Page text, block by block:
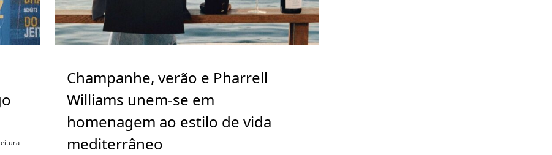
Champanhe, verão e Pharrell
Williams unem-se em
homenagem ao estilo de vida
mediterrâneo